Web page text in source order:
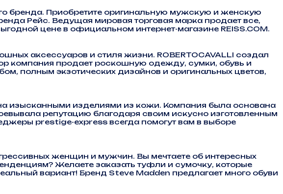
бренда. Приобретите оригинальную мужскую и женскую
Рейс. Ведущая мировая торговая марка продает все,
цене в официальном интернет-магазине REISS.COM.
аксессуаров и стиля жизни. ROBERTOCAVALLI создал
компания продает роскошную одежду, сумки, обувь и
полным экзотических дизайнов и оригинальных цветов,
изысканными изделиями из кожи. Компания была основана
репутацию благодаря своим искусно изготовленным
prestige-express всегда помогут вам в выборе
женщин и мужчин. Вы мечтаете об интересных
Желаете заказать туфли и сумочку, которые
вариант! Бренд Steve Madden предлагает много обуви